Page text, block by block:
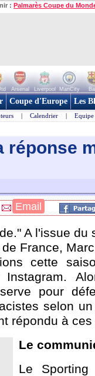
: Palmarès Coupe du
Arsenal Liverpool ManCity
Coupe d'Europe Les
| Calendrier | Equipe
réponse
Email
A l'issue du
de France,
cette
Instagram.
pour
selon
répondu à
Le
Le